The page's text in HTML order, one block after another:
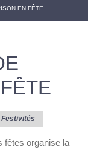
EN FÊTE
Festivités
fêtes organise la